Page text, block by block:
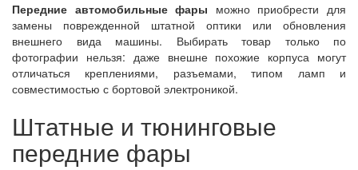
Передние автомобильные фары можно приобрести для
замены поврежденной штатной оптики или обновления
внешнего вида машины. Выбирать товар только по
фотографии нельзя: даже внешне похожие корпуса могут
отличаться креплениями, разъемами, типом ламп и
совместимостью с бортовой электроникой.
Штатные и тюнинговые
передние фары